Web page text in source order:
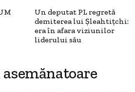
Un deputat PL regretă
demiterea lui Şleahtiţchi:
era în afara viziunilor
liderului său